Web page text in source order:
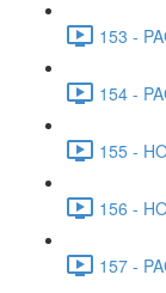
153 -
154 -
155 -
156 -
157 -